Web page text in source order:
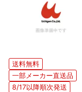
送料無料
一部メーカー直送品
8/17以降順次発送